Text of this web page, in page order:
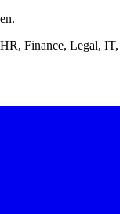
Finance,